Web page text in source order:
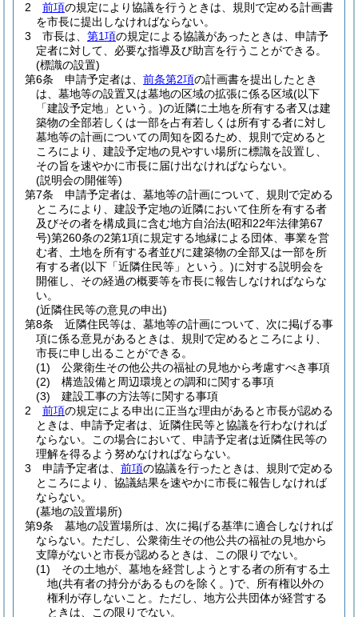
2
前項の規定により協議を行うときは、規則で定める計画書
を市長に提出しなければならない。
3
市長は、 第1項の規定による協議があったときは、申請予
定者に対して、必要な指導及び助言を行うことができる。
(標識の設置)
第6条
申請予定者は、 前条第2項の計画書を提出したとき
は、墓地等の設置又は墓地の区域の拡張に係る区域(以下
「建設予定地」という。)の近隣に土地を所有する者又は建
築物の全部若しくは一部を占有若しくは所有する者に対し
墓地等の計画についての周知を図るため、規則で定めると
ころにより、建設予定地の見やすい場所に標識を設置し、
その旨を速やかに市長に届け出なければならない。
(説明会の開催等)
第7条
申請予定者は、墓地等の計画について、規則で定める
ところにより、建設予定地の近隣において住所を有する者
及びその者を構成員に含む地方自治法(昭和22年法律第67
号)第260条の2第1項に規定する地縁による団体、事業を営
む者、土地を所有する者並びに建築物の全部又は一部を所
有する者(以下「近隣住民等」という。)に対する説明会を
開催し、その経過の概要等を市長に報告しなければならな
い。
(近隣住民等の意見の申出)
第8条
近隣住民等は、墓地等の計画について、次に掲げる事
項に係る意見があるときは、規則で定めるところにより、
市長に申し出ることができる。
(1)
公衆衛生その他公共の福祉の見地から考慮すべき事項
(2)
構造設備と周辺環境との調和に関する事項
(3)
建設工事の方法等に関する事項
2
前項の規定による申出に正当な理由があると市長が認める
ときは、申請予定者は、近隣住民等と協議を行わなければ
ならない。
この場合において、申請予定者は近隣住民等の
理解を得るよう努めなければならない。
3
申請予定者は、 前項の協議を行ったときは、規則で定める
ところにより、協議結果を速やかに市長に報告しなければ
ならない。
(墓地の設置場所)
第9条
墓地の設置場所は、次に掲げる基準に適合しなければ
ならない。 ただし、公衆衛生その他公共の福祉の見地から
支障がないと市長が認めるときは、この限りでない。
(1)
その土地が、墓地を経営しようとする者の所有する土
地(共有者の持分があるものを除く。)で、所有権以外の
権利が存しないこと。 ただし、地方公共団体が経営する
ときは、この限りでない。